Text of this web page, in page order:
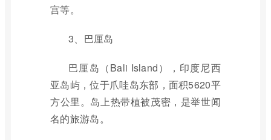
宫等。
3、巴厘岛
巴厘岛（Bali Island），印度尼西
亚岛屿，位于爪哇岛东部，面积5620平
方公里。岛上热带植被茂密，是举世闻
名的旅游岛。